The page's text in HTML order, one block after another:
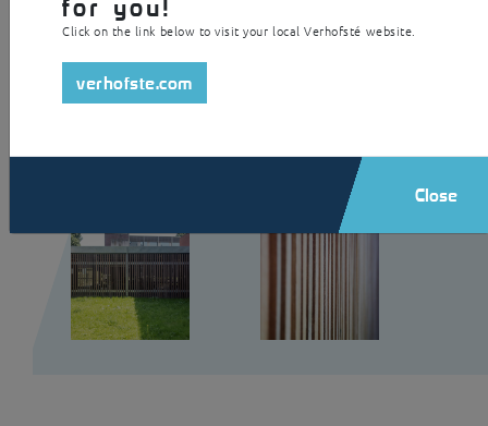
Click on the link below to visit your local Verhofsté website.
verhofste.com
Close